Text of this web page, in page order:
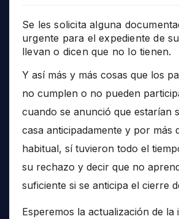
Se les solicita alguna
urgente para el expediente de
llevan o dicen que no lo tienen.
Y así más y más cosas que los
no cumplen o no pueden
cuando se anunció que estarían
casa anticipadamente y por más
habitual, sí tuvieron todo el
su rechazo y decir que no
suficiente si se anticipa el cierre
Esperemos la actualización de